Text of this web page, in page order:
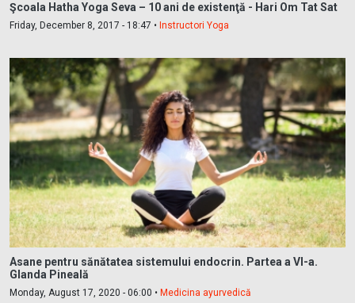
Şcoala Hatha Yoga Seva – 10 ani de existenţă - Hari Om Tat Sat
Friday, December 8, 2017 - 18:47 • Instructori Yoga
Asane pentru sănătatea sistemului endocrin. Partea a VI-a.
Glanda Pineală
Monday, August 17, 2020 - 06:00 • Medicina ayurvedică